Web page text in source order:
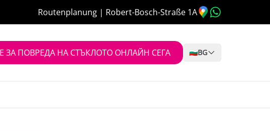
Routenplanung | Robert-Bosch-Straße 1A
ЗА ПОВРЕДА НА СТЪКЛОТО ОНЛАЙН СЕГА 🇧🇬BG